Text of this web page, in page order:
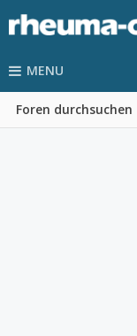
MENU
Foren durchsuchen